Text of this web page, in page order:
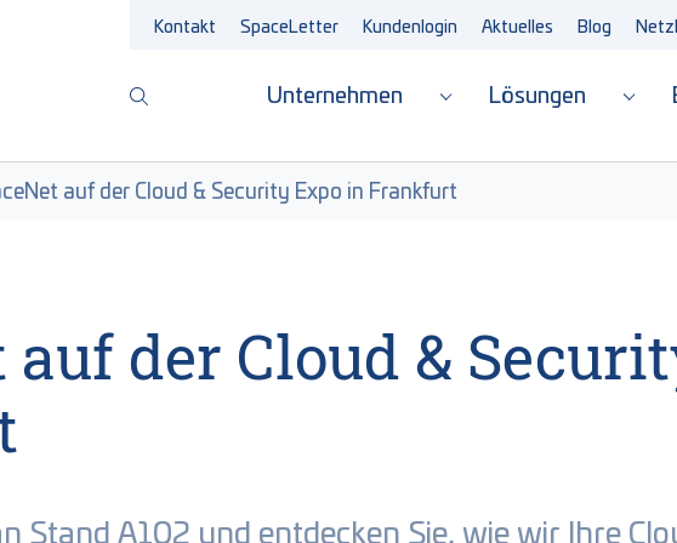
Kontakt SpaceLetter Kundenlogin Aktuelles Blog
Unternehmen Submenu for
Lösungen
auf der Cloud & Security Expo in Frankfurt
auf der Cloud &
Stand A102 und entdecken Sie, wie wir Ihre